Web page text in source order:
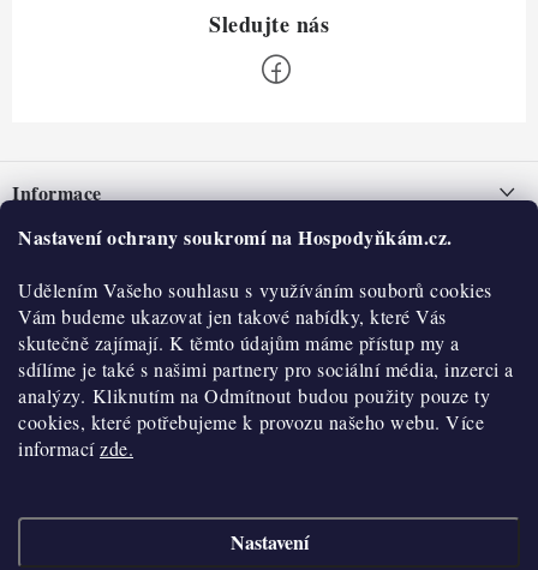
Nastavení ochrany soukromí na Hospodyňkám.cz.
Udělením Vašeho souhlasu s využíváním souborů cookies
Vám budeme ukazovat jen takové nabídky, které Vás
skutečně zajímají. K těmto údajům máme přístup my a
sdílíme je také s našimi partnery pro sociální média, inzerci a
analýzy. Kliknutím na Odmítnout budou použity pouze ty
cookies, které potřebujeme k provozu našeho webu. Více
informacízde.
Nastavení
pInformace
Nepřevzetí zásilky na dobírku
Obchodní podmínky
Hodnocení obchodu
Blog
Moje objednávka
O nás
Historie
Kontakty
O nákupu
Reklamace a vratky
Výdejní místa